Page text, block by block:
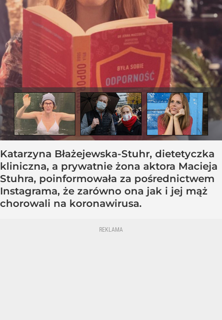
Katarzyna Błażejewska-Stuhr, dietetyczka
kliniczna, a prywatnie żona aktora Macieja
Stuhra, poinformowała za pośrednictwem
Instagrama, że zarówno ona jak i jej mąż
chorowali na koronawirusa.